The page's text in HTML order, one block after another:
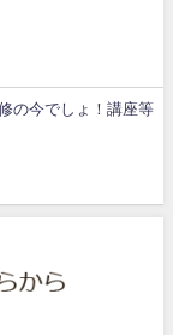
の今でしょ！講座等